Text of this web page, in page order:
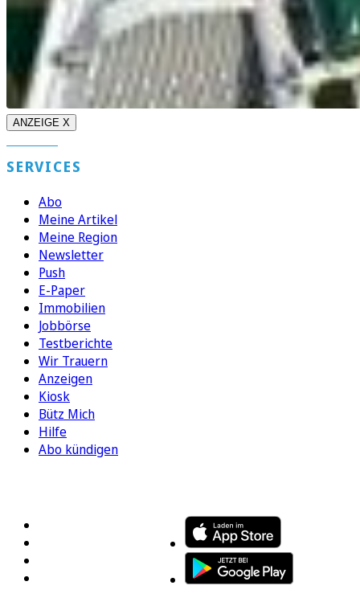
ANZEIGE X
SERVICES
Abo
Meine Artikel
Meine Region
Newsletter
Push
E-Paper
Immobilien
Jobbörse
Testberichte
Wir Trauern
Anzeigen
Kiosk
Bütz Mich
Hilfe
Abo kündigen